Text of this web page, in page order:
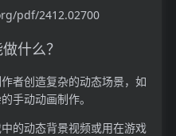
pdf/2412.02700
什么？
者创造复杂的动态场景，如
手动动画制作。
的动态背景视频或用在游戏